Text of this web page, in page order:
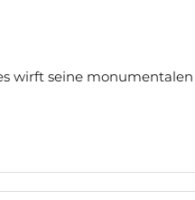
wirft seine monumentalen